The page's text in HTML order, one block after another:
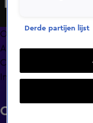
Overzicht
Afleveringen
Clips
Info
Clips
Derde partijen lijst